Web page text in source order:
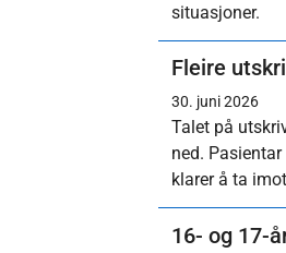
situasjoner.
Fleire
30. juni 2026
Talet på
ned.
klarer å ta
16- og 17-